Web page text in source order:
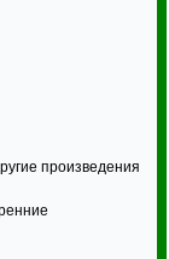
произведения